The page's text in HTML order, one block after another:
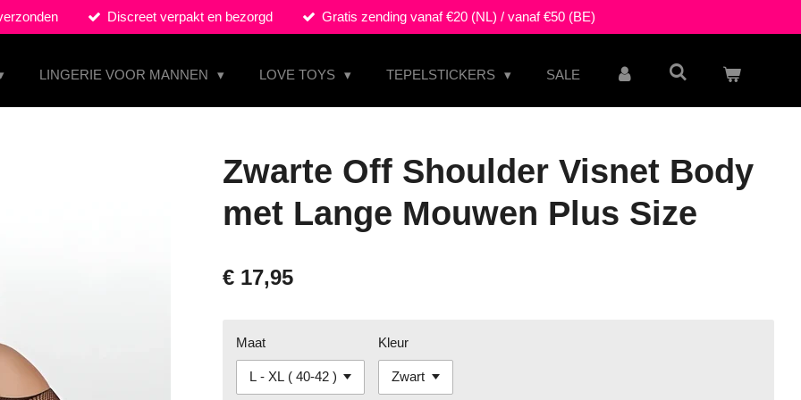
Discreet verpakt en bezorgd Gratis zending vanaf €20 (NL) / vanaf €50 (BE)
LINGERIE VOOR MANNEN LOVE TOYS TEPELSTICKERS SALE
Zwarte Off Shoulder Visnet Body
met Lange Mouwen Plus Size
€ 17,95
Maat Kleur